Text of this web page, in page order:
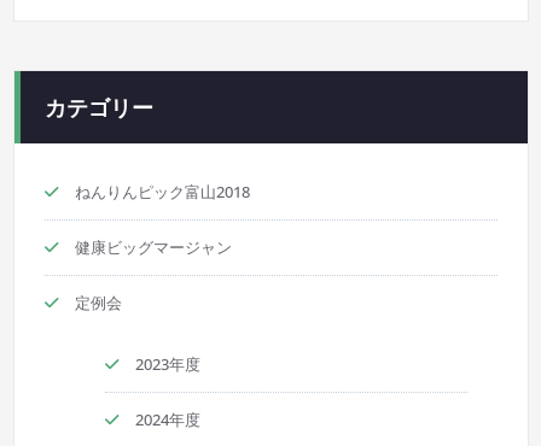
カテゴリー
ねんりんピック富山2018
健康ビッグマージャン
定例会
2023年度
2024年度